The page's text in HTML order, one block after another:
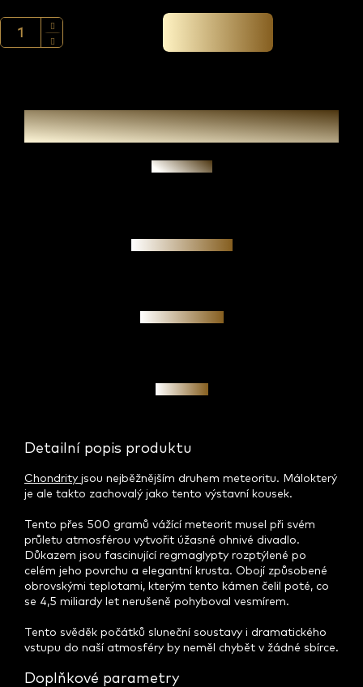
Zeptat se
Detailní popis produktu
Chondrity jsou nejběžnějším druhem meteoritu. Málokterý
je ale takto zachovalý jako tento výstavní kousek.
Tento přes 500 gramů vážící meteorit musel při svém
průletu atmosférou vytvořit úžasné ohnivé divadlo.
Důkazem jsou fascinující regmaglypty rozptýlené po
celém jeho povrchu a elegantní krusta. Obojí způsobené
obrovskými teplotami, kterým tento kámen čelil poté, co
se 4,5 miliardy let nerušeně pohyboval vesmírem.
Tento svěděk počátků sluneční soustavy i dramatického
vstupu do naší atmosféry by neměl chybět v žádné sbírce.
Doplňkové parametry